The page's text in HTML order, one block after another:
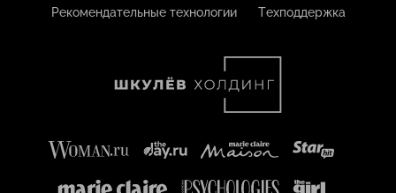
Рекомендательные технологии
Техподдержка